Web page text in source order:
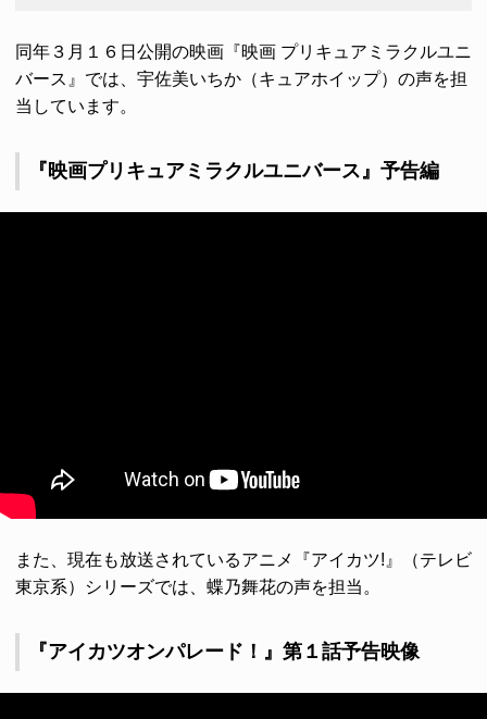
同年３月１６日公開の映画『映画 プリキュアミラクルユニ
バース』では、宇佐美いちか（キュアホイップ）の声を担
当しています。
『映画プリキュアミラクルユニバース』予告編
また、現在も放送されているアニメ『アイカツ!』（テレビ
東京系）シリーズでは、蝶乃舞花の声を担当。
『アイカツオンパレード！』第１話予告映像